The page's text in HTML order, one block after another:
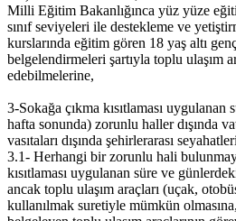
Milli Eğitim Bakanlığınca yüz yüze
sınıf seviyeleri ile destekleme ve
kurslarında eğitim gören 18 yaş altı
belgelendirmeleri şartıyla toplu ulaşım
edebilmelerine,
3-Sokağa çıkma kısıtlaması
hafta sonunda) zorunlu haller dışında
vasıtaları dışında şehirlerarası
3.1- Herhangi bir zorunlu hali
kısıtlaması uygulanan süre ve
ancak toplu ulaşım araçları (uçak,
kullanılmak suretiyle mümkün